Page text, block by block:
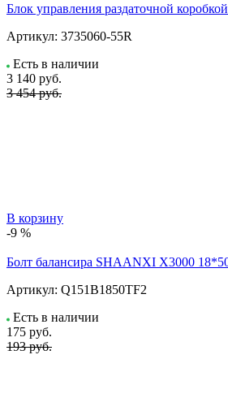
Блок управления раздаточной
Артикул: 3735060-55R
Есть в наличии
3 140 руб.
3 454 руб.
В корзину
-9 %
Болт балансира SHAANXI Х3000
Артикул: Q151B1850TF2
Есть в наличии
175 руб.
193 руб.